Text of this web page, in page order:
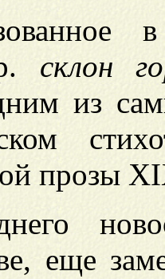
склон
из
прозы
еще